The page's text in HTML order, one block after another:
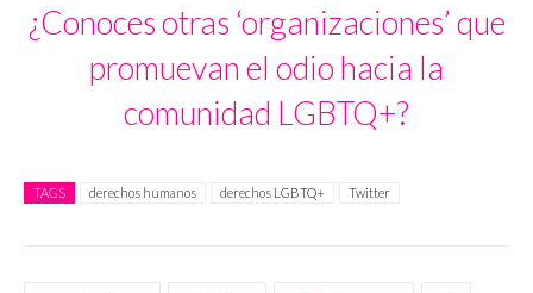
¿Conoces otras ‘organizaciones’ que
promuevan el odio hacia la
comunidad LGBTQ+?
TAGS derechos humanos derechos LGBTQ+ Twitter